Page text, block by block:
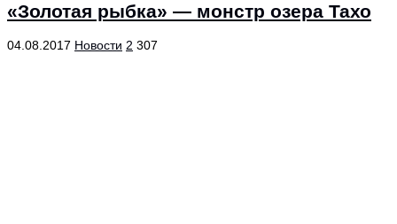
«Золотая рыбка» — монстр озера Тахо
04.08.2017 Новости 2 307